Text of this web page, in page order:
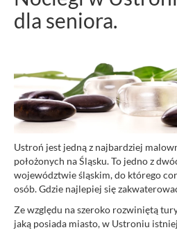
dla seniora.
Ustroń jest jedną z najbardziej
położonych na Śląsku. To jedno z
województwie śląskim, do którego
osób. Gdzie najlepiej się
Ze względu na szeroko rozwiniętą
jaką posiada miasto, w Ustroniu